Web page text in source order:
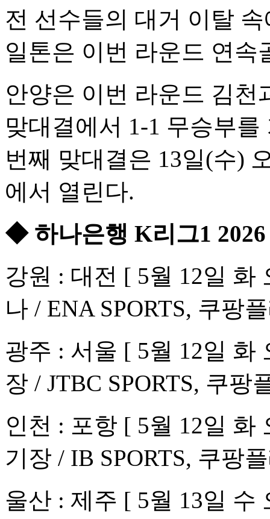
전 선수들의 대거 이탈
일톤은 이번 라운드 연속
안양은 이번 라운드 김천
맞대결에서 1-1 무승부
번째 맞대결은 13일(수)
에서 열린다.
◆ 하나은행 K리그1
강원 : 대전 [ 5월 12일 화
나 / ENA SPORTS, 쿠팡
광주 : 서울 [ 5월 12일 화
장 / JTBC SPORTS, 쿠팡
인천 : 포항 [ 5월 12일 화
기장 / IB SPORTS, 쿠팡
울산 : 제주 [ 5월 13일 수